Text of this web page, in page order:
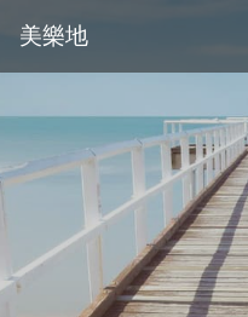
美樂地